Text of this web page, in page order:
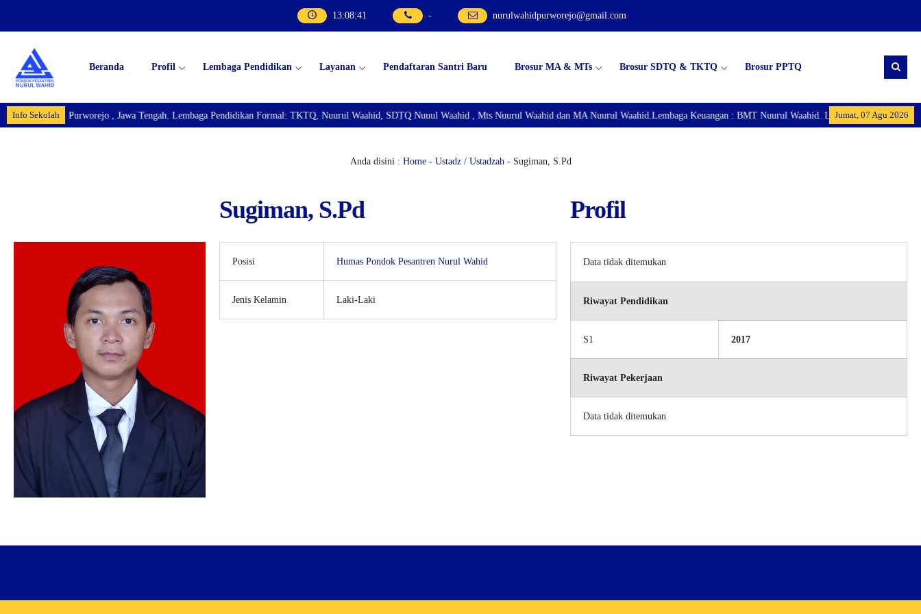
13:08:41 - nurulwahidpurworejo@gmail.com
Beranda Profil Lembaga Pendidikan Layanan Pendaftaran Santri Baru Brosur MA & MTs Brosur SDTQ & TKTQ Brosur PPTQ
Info Sekolah Jumat, 07 Agu 2026
Bayan, Purworejo , Jawa Tengah. Lembaga Pendidikan Formal: TKTQ, Nuurul Waahid, SDTQ Nuuul Waahid , Mts Nuurul Waahid dan MA Nuurul Waahid.Lembaga Keuangan : BMT Nuurul Waahid. Lembaga Ekonomi :
Anda disini : Home- Ustadz / Ustadzah- Sugiman, S.Pd
Sugiman, S.Pd
Posisi Humas Pondok Pesantren Nurul Wahid
Jenis Kelamin Laki-Laki
Profil
Data tidak ditemukan
Riwayat Pendidikan
S1 2017
Riwayat Pekerjaan
Data tidak ditemukan